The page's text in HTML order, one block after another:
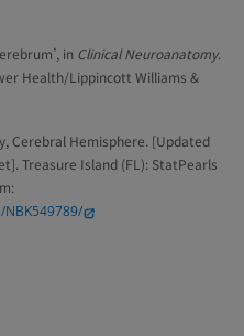
in Clinical Neuroanatomy.
Health/Lippincott Williams &
Cerebral Hemisphere. [Updated
Treasure Island (FL): StatPearls
NBK549789/